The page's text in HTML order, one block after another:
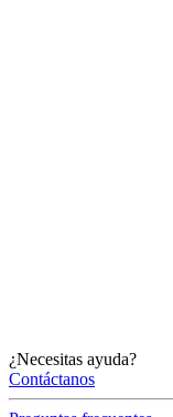
¿Necesitas ayuda?
Contáctanos